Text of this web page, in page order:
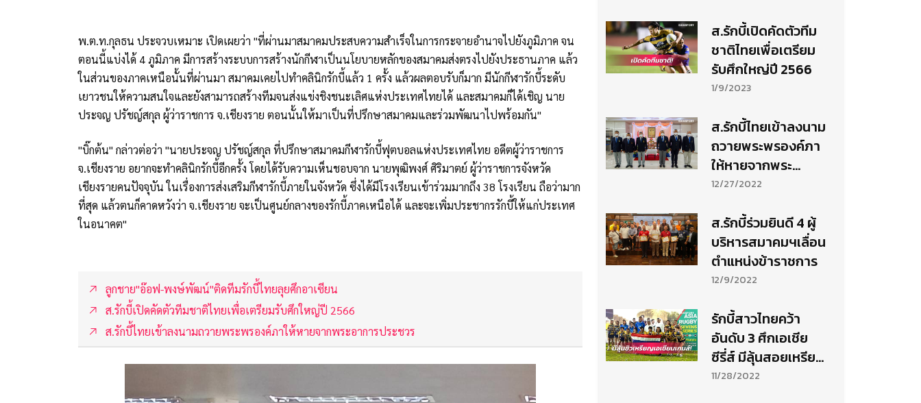
พ.ต.ท.กุลธน ประจวบเหมาะ เปิดเผยว่า "ที่ผ่านมาสมาคมประสบความสำเร็จในการกระจายอำนาจไปยังภูมิภาค จน
ตอนนี้แบ่งได้ 4 ภูมิภาค มีการสร้างระบบการสร้างนักกีฬาเป็นนโยบายหลักของสมาคมส่งตรงไปยังประธานภาค แล้ว
ในส่วนของภาคเหนือนั้นที่ผ่านมา สมาคมเคยไปทำคลินิกรักบี้แล้ว 1 ครั้ง แล้วผลตอบรับก็มาก มีนักกีฬารักบี้ระดับ
เยาวชนให้ความสนใจและยังสามารถสร้างทีมจนส่งแข่งชิงชนะเลิศแห่งประเทศไทยได้ และสมาคมก็ได้เชิญ นาย
ประจญ ปรัชญ์สกุล ผู้ว่าราชการ จ.เชียงราย ตอนนั้นให้มาเป็นที่ปรึกษาสมาคมและร่วมพัฒนาไปพร้อมกัน"
"บิ๊กต้น" กล่าวต่อว่า "นายประจญ ปรัชญ์สกุล ที่ปรึกษาสมาคมกีฬารักบี้ฟุตบอลแห่งประเทศไทย อดีตผู้ว่าราชการ
จ.เชียงราย อยากจะทำคลินิกรักบี้อีกครั้ง โดยได้รับความเห็นชอบจาก นายพุฒิพงศ์ ศิริมาตย์ ผู้ว่าราชการจังหวัด
เชียงรายคนปัจจุบัน ในเรื่องการส่งเสริมกีฬารักบี้ภายในจังหวัด ซึ่งได้มีโรงเรียนเข้าร่วมมากถึง 38 โรงเรียน ถือว่ามาก
ที่สุด แล้วตนก็คาดหวังว่า จ.เชียงราย จะเป็นศูนย์กลางของรักบี้ภาคเหนือได้ และจะเพิ่มประชากรรักบี้ให้แก่ประเทศ
ในอนาคต"
ลูกชาย"อ๊อฟ-พงษ์พัฒน์"ติดทีมรักบี้ไทยลุยศึกอาเซียน
ส.รักบี้เปิดคัดตัวทีมชาติไทยเพื่อเตรียมรับศึกใหญ่ปี 2566
ส.รักบี้ไทยเข้าลงนามถวายพระพรองค์ภาให้หายจากพระอาการประชวร
ส.รักบี้เปิดคัดตัวทีม
ชาติไทยเพื่อเตรียม
รับศึกใหญ่ปี 2566
1/9/2023
ส.รักบี้ไทยเข้าลงนาม
ถวายพระพรองค์ภา
ให้หายจากพระ
อาการประชวร
12/27/2022
ส.รักบี้ร่วมยินดี 4 ผู้
บริหารสมาคมฯเลื่อน
ตำแหน่งข้าราชการ
12/9/2022
รักบี้สาวไทยคว้า
อันดับ 3 ศึกเอเชีย
ซีรี่ส์ มีลุ้นสอยเหรียญ
เอเชียนเกมส์ปีหน้า
11/28/2022